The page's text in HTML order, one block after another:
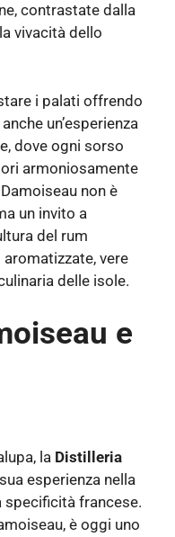
contrastate dalla
vivacità dello
i palati offrendo
un’esperienza
dove ogni sorso
armoniosamente
non è
un invito a
del rum
vere
delle isole.
e
la Distilleria
esperienza nella
specificità francese.
è oggi uno